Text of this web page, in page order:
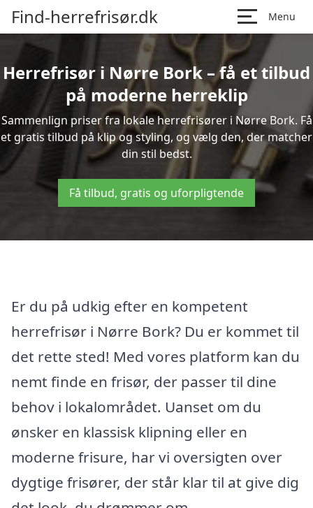
Find-herrefrisør.dk Menu
Herrefrisør i Nørre Bork – få et tilbud
på moderne herreklip
Sammenlign priser fra lokale herrefrisører i Nørre Bork. Få
et gratis tilbud på klip og styling, og vælg den, der matcher
din stil bedst.
Få tilbud, gratis og uforpligtende
Er du på udkig efter en kompetent
herrefrisør i Nørre Bork? Du er kommet til
det rette sted! Med vores platform kan du
nemt finde en frisør, der passer til dine
behov i lokalområdet. Uanset om du
ønsker en klassisk klipning eller en
moderne frisure, har vi oversigten over
dygtige frisører, der står klar til at give dig